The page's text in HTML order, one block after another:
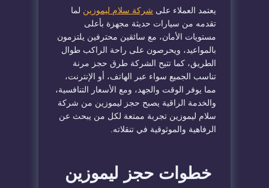
يعتمد العملاء على شركة سلام ليموزين لما
تقدمه من سيارات حديثة مجهزة بأعلى
مستويات الأمان، مع سائقين محترفين يلتزمون
بالمواعيد، ويحرصون على راحة الراكب طوال
الطريق، كما تتيح الشركة طرق حجز مرنة
تناسب الجميع سواء عبر الهاتف، أو الإنترنت،
مما يوفر الوقت والجهد، ومع الأسعار التنافسية،
والخدمة الراقية يصبح حجز ليموزين من شركة
سلام ليموزين تجربة ممتعة لكل من يبحث عن
الرفاهية والموثوقية في تنقلاته.
خطوات حجز ليموزين